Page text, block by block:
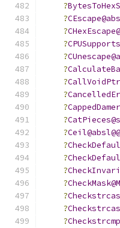
?
?
?
?
?
?
?
?
?
?
?
?
?
?
?
?
?
?